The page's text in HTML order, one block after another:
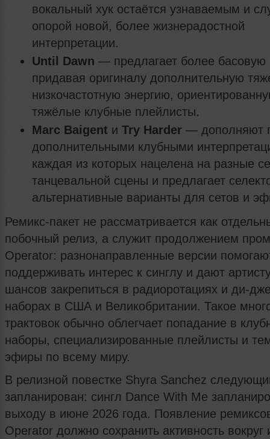
вокальный хук остаётся узнаваемым и
опорой новой, более жизнерадостной
интерпретации.
Until Dawn — предлагает более басовую
придавая оригиналу дополнительную
низкочастотную энергию,
тяжёлые клубные плейлисты.
Marc Baigent и Try Harder — дополняют
дополнительными клубными
каждая из которых нацелена на разные
танцевальной сцены и предлагает
альтернативные варианты для сетов и
Ремикс-пакет не рассматривается как
побочный релиз, а служит продолжением
Operator: разнонаправленные версии
поддерживать интерес к синглу и дают
шансов закрепиться в радиоротациях и ди-
наборах в США и Великобритании. Такое
трактовок обычно облегчает попадание в
наборы, специализированные плейлисты и
эфиры по всему миру.
В релизной повестке Shyra Sanchez
запланирован: сингл Dance With Me
выходу в июне 2026 года. Появление
Operator должно сохранить активность вокруг